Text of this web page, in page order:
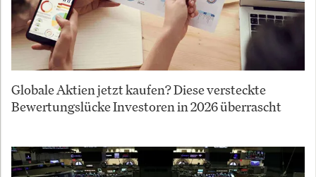
Globale Aktien jetzt kaufen? Diese versteckte
Bewertungslücke Investoren in 2026 überrascht